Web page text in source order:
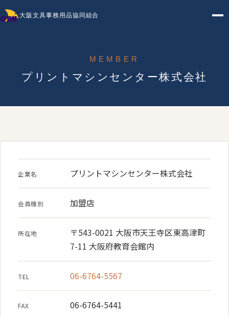
大阪文具事務用品協同組合
MEMBER
プリントマシンセンター株式会社
企業名 プリントマシンセンター株式会社
会員種別 加盟店
所在地
〒543-0021 大阪市天王寺区東高津町
7-11 大阪府教育会館内
TEL 06-6764-5567
FAX 06-6764-5441